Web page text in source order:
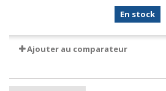
En stock
Ajouter au comparateur